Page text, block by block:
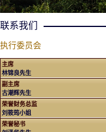
联系我们
执行委员会
主席
林锦良先生
副主席
古潮辉先生
荣誉财务总监
刘筱筠小姐
荣誉秘书